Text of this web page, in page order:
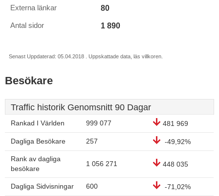
Externa länkar 80
Antal sidor 1 890
Senast Uppdaterad: 05.04.2018 . Uppskattade data, läs villkoren.
Besökare
Traffic historik Genomsnitt 90 Dagar
Rankad I Världen 999 077 481 969
Dagliga Besökare 257 -49,92%
Rank av dagliga
besökare
1 056 271 448 035
Dagliga Sidvisningar 600 -71,02%